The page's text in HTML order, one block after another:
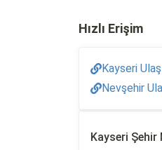
Hızlı Erişim
Kayseri
Nevşehir
Kayseri Şehir